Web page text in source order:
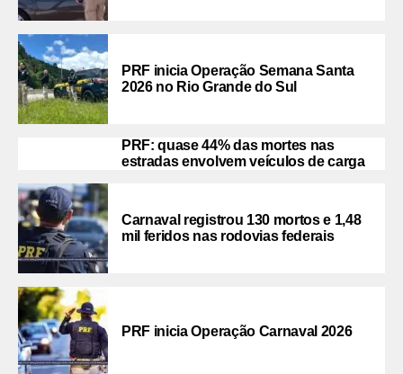
PRF inicia Operação Semana Santa
2026 no Rio Grande do Sul
PRF: quase 44% das mortes nas
estradas envolvem veículos de carga
Carnaval registrou 130 mortos e 1,48
mil feridos nas rodovias federais
PRF inicia Operação Carnaval 2026